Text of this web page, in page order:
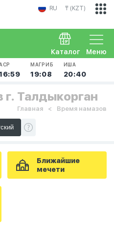
RU ₸ (KZT)
Меню
Каталог
МАГРИБ
19:08
ИША
20:40
г. Талдыкорган
Главная Время намазов
Ближайшие
мечети